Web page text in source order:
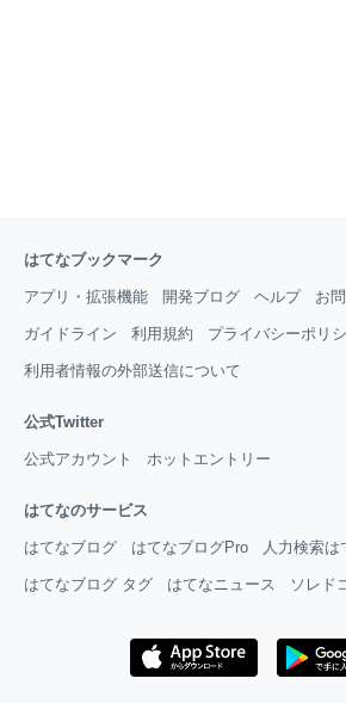
はてなブックマーク
アプリ・拡張機能 開発ブログ ヘルプ お
ガイドライン 利用規約 プライバシーポリ
利用者情報の外部送信について
公式Twitter
公式アカウント ホットエントリー
はてなのサービス
はてなブログ はてなブログPro 人力検索は
はてなブログ タグ はてなニュース ソレド